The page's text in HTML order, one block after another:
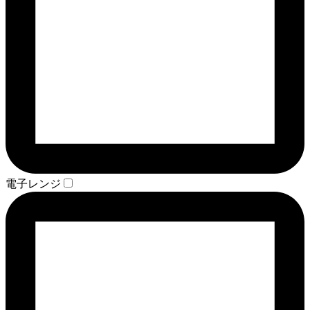
電子レンジ